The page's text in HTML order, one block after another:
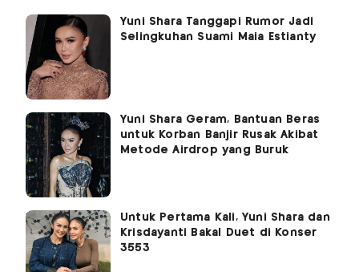
Yuni Shara Tanggapi Rumor Jadi
Selingkuhan Suami Maia Estianty
Yuni Shara Geram, Bantuan Beras
untuk Korban Banjir Rusak Akibat
Metode Airdrop yang Buruk
Untuk Pertama Kali, Yuni Shara dan
Krisdayanti Bakal Duet di Konser
3553